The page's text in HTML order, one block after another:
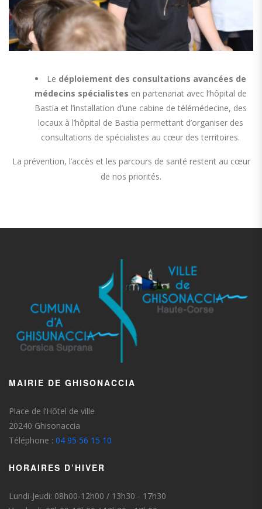
Le déploiement des consultations avancées de
médecins spécialistes en partenariat avec l’hôpital de
Bastia et l’installation d’une cabine de télémédecine, des
locaux à l’hôpital de Bastia permettant d’organiser des
consultations de spécialistes au cœur des territoires.
La prévention, l’accès et les parcours de santé restent au cœur
de nos priorités.
MAIRIE DE GHISONACCIA
Place de l’Hôtel de ville
20240 Ghisonaccia
Téléphone : 04 95 56 15 10
HORAIRES D’HIVER
Lundi-Jeudi: 08h00-12h00 / 13h30 - 17h30